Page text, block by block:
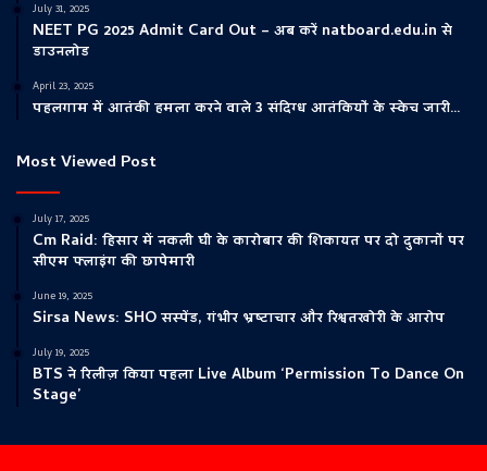
July 31, 2025
NEET PG 2025 Admit Card Out – अब करें natboard.edu.in से
डाउनलोड
April 23, 2025
पहलगाम में आतंकी हमला करने वाले 3 संदिग्ध आतंकियों के स्केच जारी…
Most Viewed Post
July 17, 2025
Cm Raid: हिसार में नकली घी के कारोबार की शिकायत पर दो दुकानों पर
सीएम फ्लाइंग की छापेमारी
June 19, 2025
Sirsa News: SHO सस्पेंड, गंभीर भ्रष्टाचार और रिश्वतखोरी के आरोप
July 19, 2025
BTS ने रिलीज़ किया पहला Live Album ‘Permission To Dance On
Stage’